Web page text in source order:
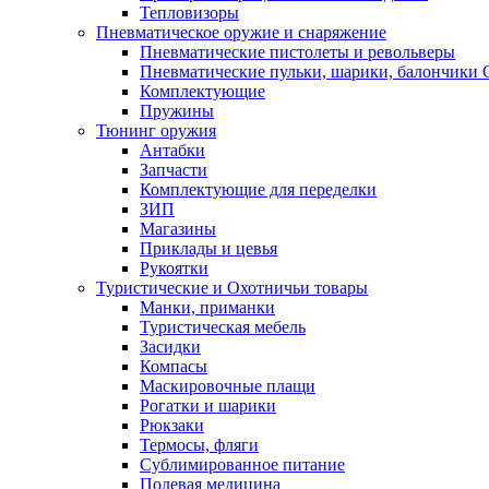
Тепловизоры
Пневматическое оружие и снаряжение
Пневматические пистолеты и револьверы
Пневматические пульки, шарики, балончики
Комплектующие
Пружины
Тюнинг оружия
Антабки
Запчасти
Комплектующие для переделки
ЗИП
Магазины
Приклады и цевья
Рукоятки
Туристические и Охотничьи товары
Манки, приманки
Туристическая мебель
Засидки
Компасы
Маскировочные плащи
Рогатки и шарики
Рюкзаки
Термосы, фляги
Сублимированное питание
Полевая медицина